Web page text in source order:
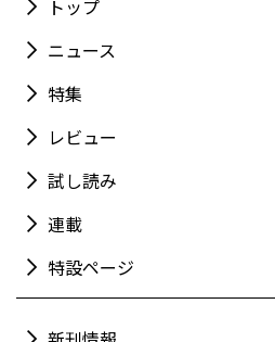
トップ
ニュース
特集
レビュー
試し読み
連載
特設ページ